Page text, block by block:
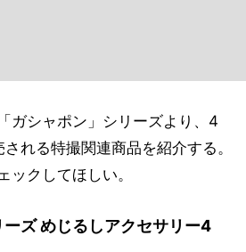
ガシャポン」シリーズより、4
れる特撮関連商品を紹介する。
ックしてほしい。
ズ めじるしアクセサリー4